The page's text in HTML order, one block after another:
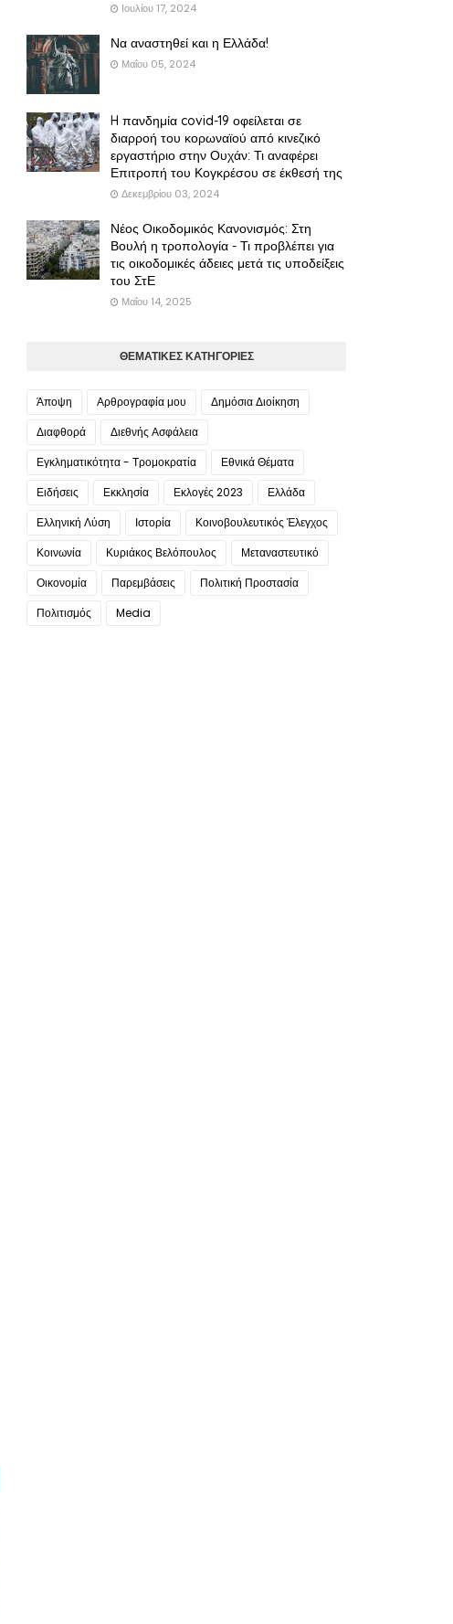
Ιουλίου 17, 2024
Να αναστηθεί και η Ελλάδα!
Μαΐου 05, 2024
H πανδημία covid-19 οφείλεται σε
διαρροή του κορωναϊού από κινεζικό
εργαστήριο στην Ουχάν: Τι αναφέρει
Επιτροπή του Κογκρέσου σε έκθεσή της
Δεκεμβρίου 03, 2024
Νέος Οικοδομικός Κανονισμός: Στη
Βουλή η τροπολογία - Τι προβλέπει για
τις οικοδομικές άδειες μετά τις υποδείξεις
του ΣτΕ
Μαΐου 14, 2025
ΘΕΜΑΤΙΚΕΣ ΚΑΤΗΓΟΡΙΕΣ
Άποψη Αρθρογραφία μου
Δημόσια Διοίκηση
Διαφθορά
Διεθνής Ασφάλεια
Εγκληματικότητα - Τρομοκρατία
Εθνικά Θέματα
Ειδήσεις
Εκκλησία Εκλογές 2023
Ελλάδα
Ελληνική Λύση
Ιστορία
Κοινοβουλευτικός Έλεγχος
Κοινωνία
Κυριάκος Βελόπουλος
Μεταναστευτικό
Οικονομία
Παρεμβάσεις
Πολιτική Προστασία
Πολιτισμός
Media